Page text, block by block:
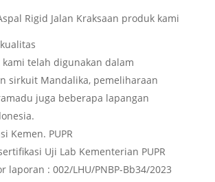
Rigid Jalan Kraksaan produk kami
kami telah digunakan dalam
sirkuit Mandalika, pemeliharaan
juga beberapa lapangan
Kemen. PUPR
Uji Lab Kementerian PUPR
laporan : 002/LHU/PNBP-Bb34/2023